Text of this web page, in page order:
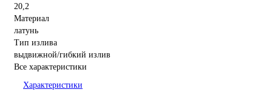
20,2
Материал
латунь
Тип излива
выдвижной/гибкий излив
Все характеристики
Характеристики